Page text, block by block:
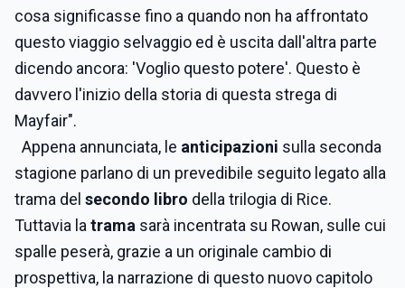
cosa significasse fino a quando non ha affrontato
questo viaggio selvaggio ed è uscita dall'altra parte
dicendo ancora: 'Voglio questo potere'. Questo è
davvero l'inizio della storia di questa strega di
Mayfair".
Appena annunciata, le anticipazioni sulla seconda
stagione parlano di un prevedibile seguito legato alla
trama del secondo libro della trilogia di Rice.
Tuttavia la trama sarà incentrata su Rowan, sulle cui
spalle peserà, grazie a un originale cambio di
prospettiva, la narrazione di questo nuovo capitolo